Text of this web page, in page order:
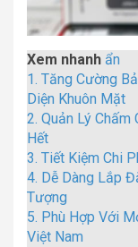
Xem nhanh ẩn
1. Tăng Cường
Diện Khuôn Mặt
2. Quản Lý Chấm
Hết
3. Tiết Kiệm Chi
4. Dễ Dàng Lắp
Tượng
5. Phù Hợp Với
Việt Nam